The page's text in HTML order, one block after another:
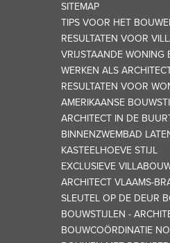
SITEMAP
TIPS VOOR HET
RESULTATEN VOOR
VRIJSTAANDE WONING
WERKEN ALS
RESULTATEN VOOR
AMERIKAANSE
ARCHITECT IN DE
BINNENZWEMBAD
KASTEELHOEVE STIJL
EXCLUSIEVE
ARCHITECT VLAAMS-
SLEUTEL OP DE DEUR
BOUWSTIJLEN -
BOUWCOÖRDINATIE